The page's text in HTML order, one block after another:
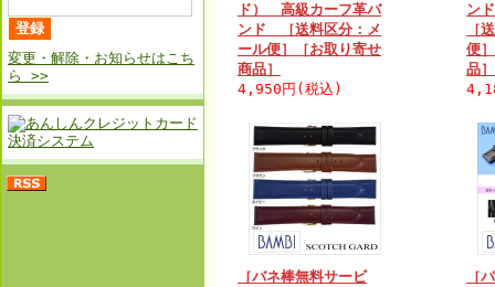
変更・解除・お知らせはこち
ら >>
ド） 高級カーフ革バ
ンド ［送料区分：メ
ール便］［お取り寄せ
商品］
4,950円(税込)
ン
［
便
品］
［バネ棒無料サービ
［